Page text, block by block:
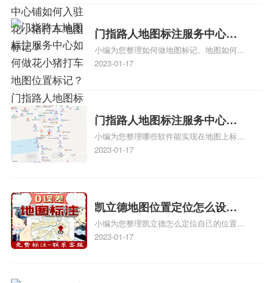
门指路人地图标注服务中心如
何做花小猪打车地图位置标
记？门指路人地图标注服务中
小编为您整理如何做地图标记、地图如何做
标记、so搜街景中如何做标记、360e启花贷
关地图标注知识，详情可查看下方正文！
2023-01-17
门指路人地图标注服务中心地
图位置地址标记？门指路人地
图标注服务中心苹果地图位置
小编为您整理哪些软件能实现在地图上标记
门指路人地图标注服务中心位置、门指路人
门指路人地图标注服务中心地址标注上地图
怎么弄相关地图标注知识，详情可查看下方
正文！
2023-01-17
凯立德地图位置定位怎么设置
自己的指路人地图标注服务中
心名？凯立德地图位置定位怎
小编为您整理凯立德怎么定位自己的位置
啊、手机凯立德地图定位怎么设置往上走、
2023-01-17